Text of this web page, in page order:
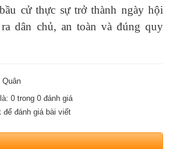
cử thực sự trở thành ngày hội
dân chủ, an toàn và đúng quy
Quân
0 trong 0 đánh giá
để đánh giá bài viết
hiện kế hoạch và tiếp nhận hồ sơ tiểu
trình MTQG phát triển kinh tế xã
thiểu số và miền núi năm 2026 trên
hiện Tiểu dự án 1, Dự án 9 thuộc
gia phát triển kinh tế - xã hội vùng
-Ngày hiệu lực: (02/07/2026)